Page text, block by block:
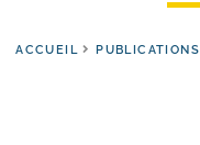
ACCUEIL PUBLICATIONS